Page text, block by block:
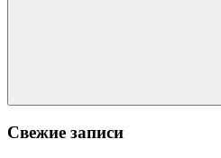
Поиск
Свежие записи